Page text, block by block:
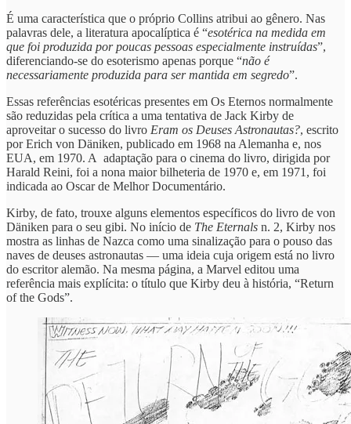
É uma característica que o próprio Collins atribui ao gênero. Nas
palavras dele, a literatura apocalíptica é “esotérica na medida em
que foi produzida por poucas pessoas especialmente instruídas”,
diferenciando-se do esoterismo apenas porque “não é
necessariamente produzida para ser mantida em segredo”.
Essas referências esotéricas presentes em Os Eternos normalmente
são reduzidas pela crítica a uma tentativa de Jack Kirby de
aproveitar o sucesso do livro Eram os Deuses Astronautas?, escrito
por Erich von Däniken, publicado em 1968 na Alemanha e, nos
EUA, em 1970. A adaptação para o cinema do livro, dirigida por
Harald Reini, foi a nona maior bilheteria de 1970 e, em 1971, foi
indicada ao Oscar de Melhor Documentário.
Kirby, de fato, trouxe alguns elementos específicos do livro de von
Däniken para o seu gibi. No início de The Eternals n. 2, Kirby nos
mostra as linhas de Nazca como uma sinalização para o pouso das
naves de deuses astronautas — uma ideia cuja origem está no livro
do escritor alemão. Na mesma página, a Marvel editou uma
referência mais explícita: o título que Kirby deu à história, “Return
of the Gods”.